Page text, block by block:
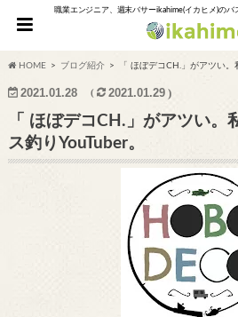
職業エンジニア、週末バサーikahime(イカヒメ)のバ
HOME ブログ紹介 「 ほぼデコCH.」がアツい。
2021.01.28 2021.01.29
「 ほぼデコCH.」がアツい。
ス釣りYouTuber。